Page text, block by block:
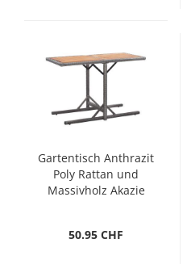
Gartentisch Anthrazit
Poly Rattan und
Massivholz Akazie
50.95 CHF